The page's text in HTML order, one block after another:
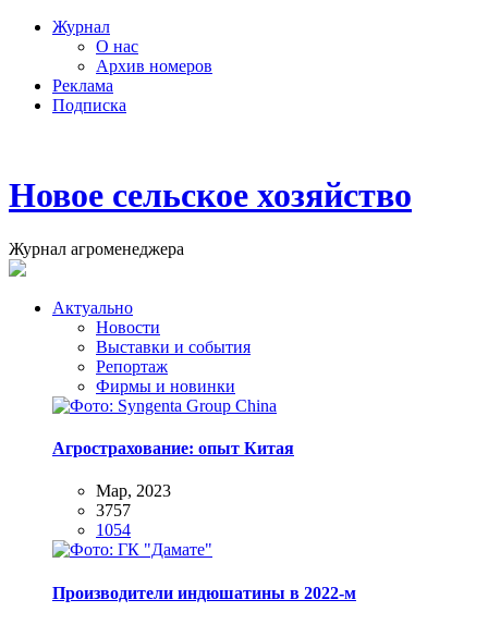
Журнал
О нас
Архив номеров
Реклама
Подписка
Новое сельское хозяйство
Журнал агроменеджера
Актуально
Новости
Выставки и события
Репортаж
Фирмы и новинки
Агрострахование: опыт Китая
Мар, 2023
3757
1054
Производители индюшатины в 2022-м